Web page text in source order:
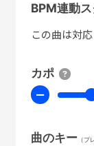
BPM連動
この曲は対
カポ
ー
曲のキー（プ